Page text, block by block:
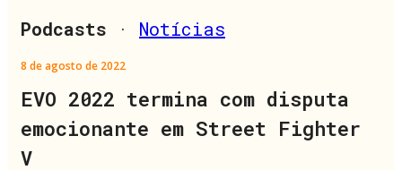
Podcasts · Notícias
8 de agosto de 2022
EVO 2022 termina com disputa
emocionante em Street Fighter
V